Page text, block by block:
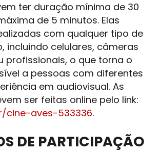
ter duração mínima de 30
de 5 minutos. Elas
com qualquer tipo de
incluindo celulares, câmeras
profissionais, o que torna o
a pessoas com diferentes
em audiovisual. As
ser feitas online pelo link:
cine-aves-533336.
DE PARTICIPAÇÃO